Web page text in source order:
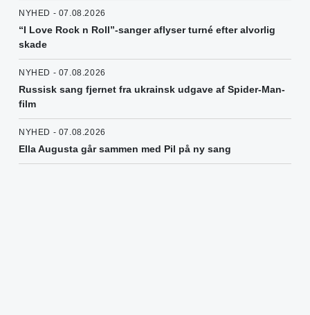
NYHED - 07.08.2026
“I Love Rock n Roll”-sanger aflyser turné efter alvorlig
skade
NYHED - 07.08.2026
Russisk sang fjernet fra ukrainsk udgave af Spider-Man-
film
NYHED - 07.08.2026
Ella Augusta går sammen med Pil på ny sang